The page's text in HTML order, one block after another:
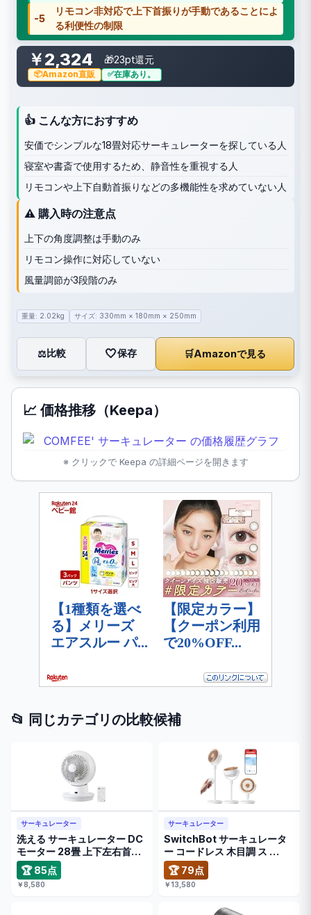
-5
リモコン非対応で上下首振りが手動であることによ
る利便性の制限
￥2,324 🎁23pt還元
Amazon直販 在庫あり。
👍 こんな方におすすめ
安価でシンプルな18畳対応サーキュレーターを探している人
寝室や書斎で使用するため、静音性を重視する人
リモコンや上下自動首振りなどの多機能性を求めていない人
⚠️ 購入時の注意点
上下の角度調整は手動のみ
リモコン操作に対応していない
風量調節が3段階のみ
重量: 2.02kg サイズ: 330mm × 180mm × 250mm
⚖️比較 🤍保存 🛒Amazonで見る
📈 価格推移（Keepa）
※ クリックで Keepa の詳細ページを開きます
📂 同じカテゴリの比較候補
サーキュレーター
洗える サーキュレーター DC
モーター 28畳 上下左右首振
…
🏆 85点
￥8,580
サーキュレーター
SwitchBot サーキュレータ
ー コードレス 木目調 ス …
🏆 79点
￥13,580